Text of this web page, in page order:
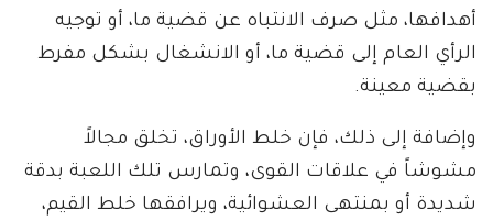
أهدافها، مثل صرف الانتباه عن قضية ما، أو توجيه
الرأي العام إلى قضية ما، أو الانشغال بشكل مفرط
بقضية معينة.
وإضافة إلى ذلك، فإن خلط الأوراق، تخلق مجالاً
مشوشاً في علاقات القوى، وتمارس تلك اللعبة بدقة
شديدة أو بمنتهى العشوائية، ويرافقها خلط القيم،